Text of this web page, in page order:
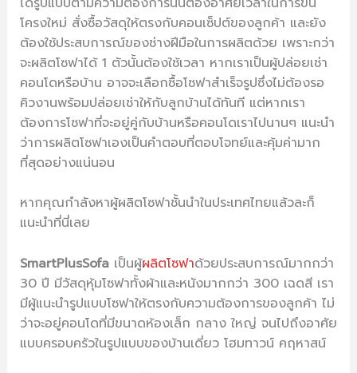
โครงใหม่ สั่งซื้อวัสดุให้ตรงกับคอนเซ็ปต์ของลูกค้า และยัง
ต้องใช้ประสบการณ์ของช่างฝีมือในการผลิตด้วย เพราะกว่า
จะผลิตโซฟาได้ 1 ตัวนั้นต้องใช้เวลา หากเราเป็นผู้ปล่อยเช่า
คอนโดหรือบ้าน อาจจะเลือกซื้อโซฟาสำเร็จรูปซึ่งไม่ต้องรอ
คิวงานพร้อมปล่อยเช่าให้กับลูกบ้านได้ทันที แต่หากเรา
ต้องการโซฟาที่จะอยู่คู่กับบ้านหรือคอนโดเราไปนานๆ แนะนำ
ว่าการผลิตโซฟาเองเป็นคำตอบที่ตอบโจทย์และคุ้มค่ามาก
ที่สุดอย่างแน่นอน
หากคุณกำลังหาผู้ผลิตโซฟาชั้นนำในประเทศไทยแล้วละก็
แนะนำที่นี่เลย
SmartPlusSofaเป็นผู้ผลิตโซฟาด้วยประสบการณ์มากกว่า
30 ปี มีวัสดุหุ้มโซฟาทั้งผ้าและหนังมากกว่า 300 เฉดสี เรา
มีผู้แนะนำรูปแบบโซฟาให้ตรงกับความต้องการของลูกค้า ไม่
ว่าจะอยู่คอนโดที่มีขนาดห้องเล็ก กลาง ใหญ่ จนไปถึงอาศัย
แบบครอบครัวในรูปแบบของบ้านเดี่ยว โฮมทาวน์ คฤหาสน์